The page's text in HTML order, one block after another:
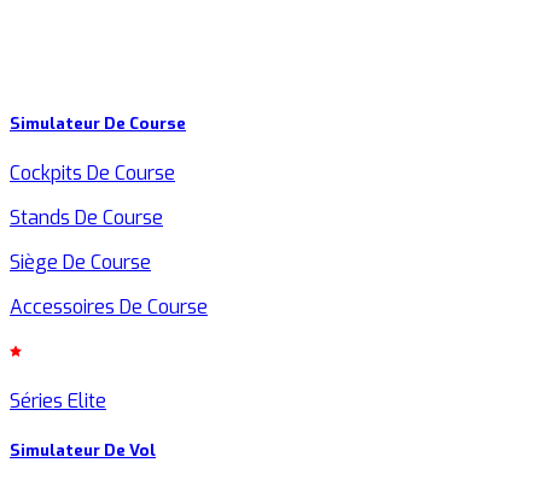
Simulateur De Course
Cockpits De Course
Stands De Course
Siège De Course
Accessoires De Course
Séries Elite
Simulateur De Vol